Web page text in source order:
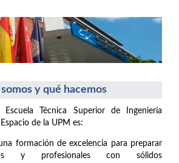
y qué hacemos
Técnica Superior de Ingeniería
de la UPM es:
formación de excelencia para preparar
y profesionales con sólidos